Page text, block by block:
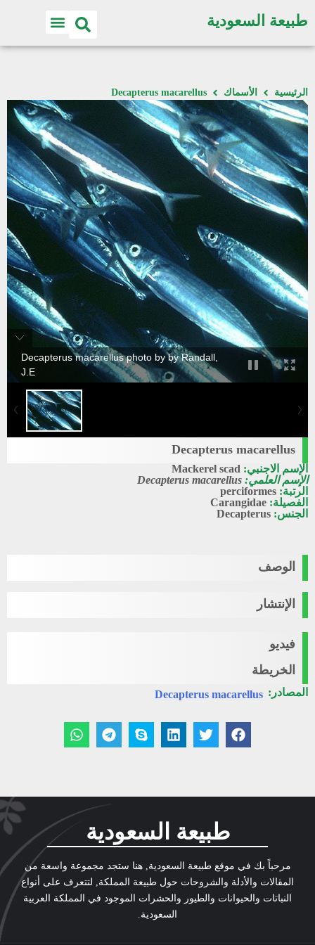
طبيعة السعودية
الرئيسية الأسماك Decapterus macarellus
Decapterus macarellus photo by by Randall,
J.E
Decapterus macarellus
الإسم الاجنبي: Mackerel scad
الإسم العلمي: Decapterus macarellus
الرتبة: perciformes
الفصيلة: Carangidae
الجنس: Decapterus
الوصف
الإنتشار
فيديو
الخريطة
المصادر: Decapterus macarellus
طبيعة السعودية
مرحباً بك في موقع طبيعة السعودية, هنا ستجد مجموعة واسعة من
المقالات والأدلة والشروحات حول طبيعة المملكة, لتتعرف على أنواع
النباتات والحيوانات والطيور والحشرات الموجود في المملكة العربية
السعودية.